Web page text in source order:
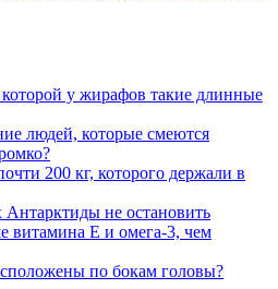
у жирафов такие длинные
людей, которые смеются
200 кг, которого держали в
не остановить
витамина Е и омега-3, чем
по бокам головы?